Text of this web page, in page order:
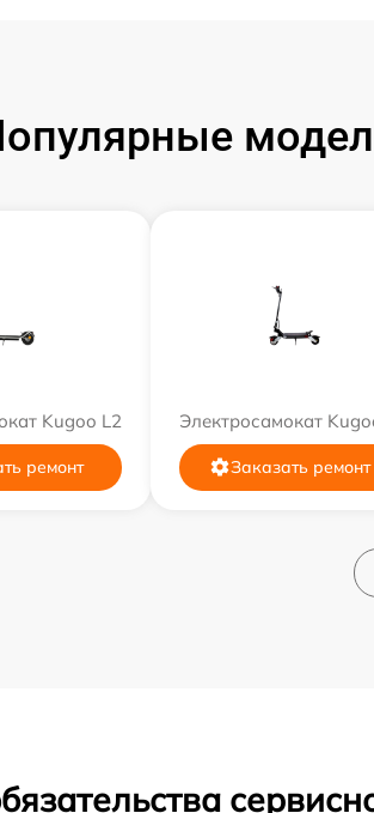
Kugoo L2
ремонт
Электросамокат
Заказать ремонт